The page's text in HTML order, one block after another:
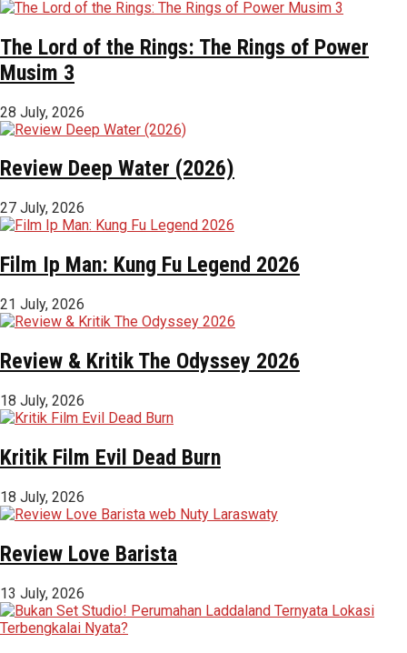
The Lord of the Rings: The Rings of Power
Musim 3
28 July, 2026
Review Deep Water (2026)
27 July, 2026
Film Ip Man: Kung Fu Legend 2026
21 July, 2026
Review & Kritik The Odyssey 2026
18 July, 2026
Kritik Film Evil Dead Burn
18 July, 2026
Review Love Barista
13 July, 2026